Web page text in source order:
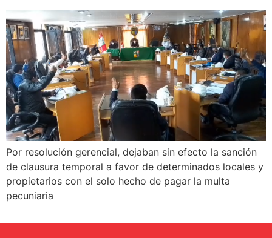
Por resolución gerencial, dejaban sin efecto la sanción
de clausura temporal a favor de determinados locales y
propietarios con el solo hecho de pagar la multa
pecuniaria